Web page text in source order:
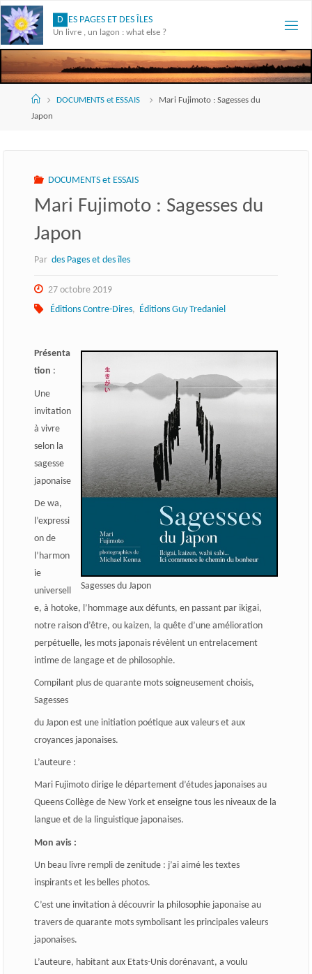
Skip
to
content
D ES PAGES ET DES ÎLES
Un livre , un lagon : what else ?
AccueilDOCUMENTS et ESSAIS
Mari Fujimoto : Sagesses du
Japon
DOCUMENTS et ESSAIS
Mari Fujimoto : Sagesses du
Japon
Par des Pages et des îles
27 octobre 2019
Éditions Contre-Dires, Éditions Guy Tredaniel
Sagesses du Japon
Présenta
tion :
Une
invitation
à vivre
selon la
sagesse
japonaise
De wa,
l’expressi
on de
l’harmon
ie
universell
e, à hotoke, l’hommage aux défunts, en passant par ikigai,
notre raison d’être, ou kaizen, la quête d’une amélioration
perpétuelle, les mots japonais révèlent un entrelacement
intime de langage et de philosophie.
Compilant plus de quarante mots soigneusement choisis,
Sagesses
du Japon est une initiation poétique aux valeurs et aux
croyances japonaises.
L’auteure :
Mari Fujimoto dirige le département d’études japonaises au
Queens Collège de New York et enseigne tous les niveaux de la
langue et de la linguistique japonaises.
Mon avis :
Un beau livre rempli de zenitude : j’ai aimé les textes
inspirants et les belles photos.
C’est une invitation à découvrir la philosophie japonaise au
travers de quarante mots symbolisant les principales valeurs
japonaises.
L’auteure, habitant aux Etats-Unis dorénavant, a voulu